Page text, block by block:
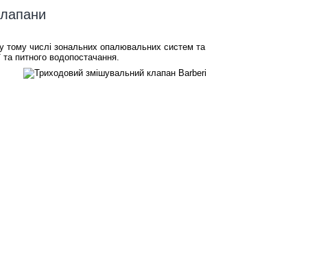
тому числі зональних опалювальних систем та
питного водопостачання.